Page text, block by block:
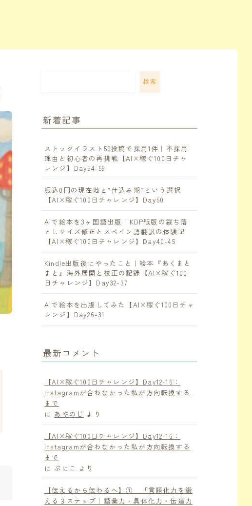
検索
新着記事
ストックイラスト50投稿で採用1件｜不採用
理由と初心者の再挑戦【AI×稼ぐ100日チャ
レンジ】Day54-59
振込0円の現在地と“仕込み期”という選択
【AI×稼ぐ100日チャレンジ】Day50
AIで絵本を3ヶ国語出版｜KDP紙版の裁ち落
としサイズ修正とスペイン語翻訳の体験記
【AI×稼ぐ100日チャレンジ】Day40-45
Kindle出版後にやったこと｜絵本『あくまと
まと』海外展開と校正の記録【AI×稼ぐ100
日チャレンジ】Day32-37
AIで絵本を出版してみた【AI×稼ぐ100日チャ
レンジ】Day26-31
最新コメント
【AI×稼ぐ100日チャレンジ】Day12-16：
Instagramが合わなかった私が方向転換する
まで
に あやのじ より
【AI×稼ぐ100日チャレンジ】Day12-16：
Instagramが合わなかった私が方向転換する
まで
にぷにこ より
【伝えるから伝わるへ】① 「言語化力を鍛
える３ステップ｜語彙力・具体化力・伝達力